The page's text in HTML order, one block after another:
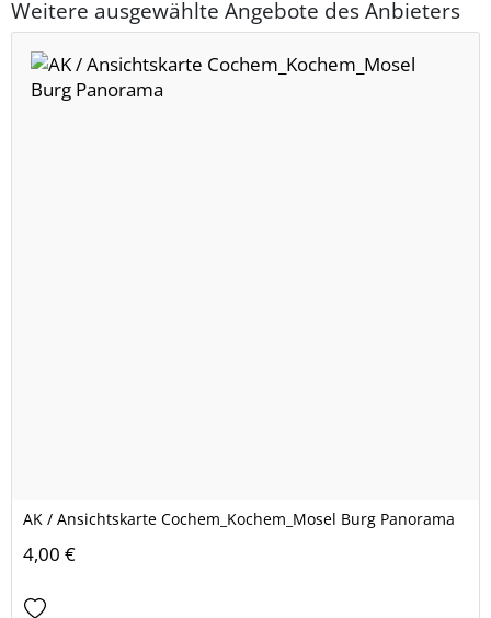
Weitere ausgewählte Angebote des Anbieters
AK / Ansichtskarte Cochem_Kochem_Mosel Burg Panorama
4,00 €